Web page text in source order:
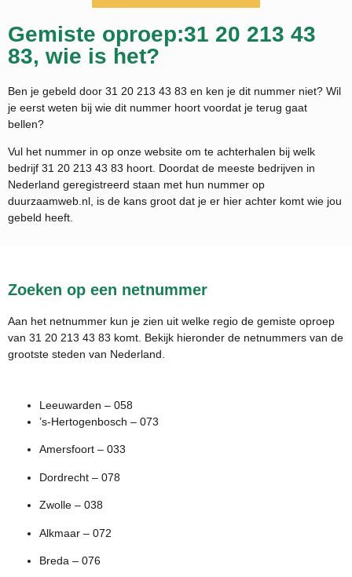
Gemiste oproep:31 20 213 43
83, wie is het?
Ben je gebeld door 31 20 213 43 83 en ken je dit nummer niet? Wil
je eerst weten bij wie dit nummer hoort voordat je terug gaat
bellen?
Vul het nummer in op onze website om te achterhalen bij welk
bedrijf 31 20 213 43 83 hoort. Doordat de meeste bedrijven in
Nederland geregistreerd staan met hun nummer op
duurzaamweb.nl, is de kans groot dat je er hier achter komt wie jou
gebeld heeft.
Zoeken op een netnummer
Aan het netnummer kun je zien uit welke regio de gemiste oproep
van 31 20 213 43 83 komt. Bekijk hieronder de netnummers van de
grootste steden van Nederland.
Leeuwarden – 058
’s-Hertogenbosch – 073
Amersfoort – 033
Dordrecht – 078
Zwolle – 038
Alkmaar – 072
Breda – 076